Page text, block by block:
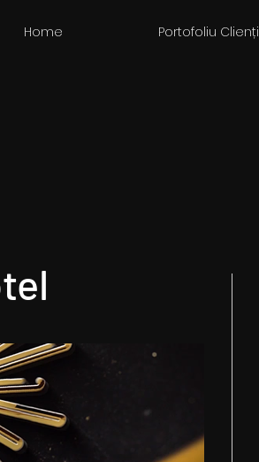
Home Portofoliu Clienți